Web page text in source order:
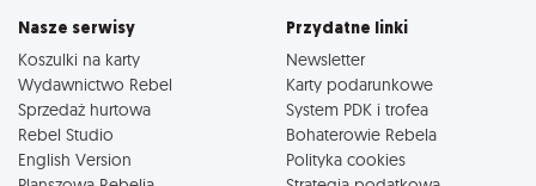
Nasze serwisy
Koszulki na karty
Wydawnictwo Rebel
Sprzedaż hurtowa
Rebel Studio
English Version
Przydatne linki
Newsletter
Karty podarunkowe
System PDK i trofea
Bohaterowie Rebela
Polityka cookies